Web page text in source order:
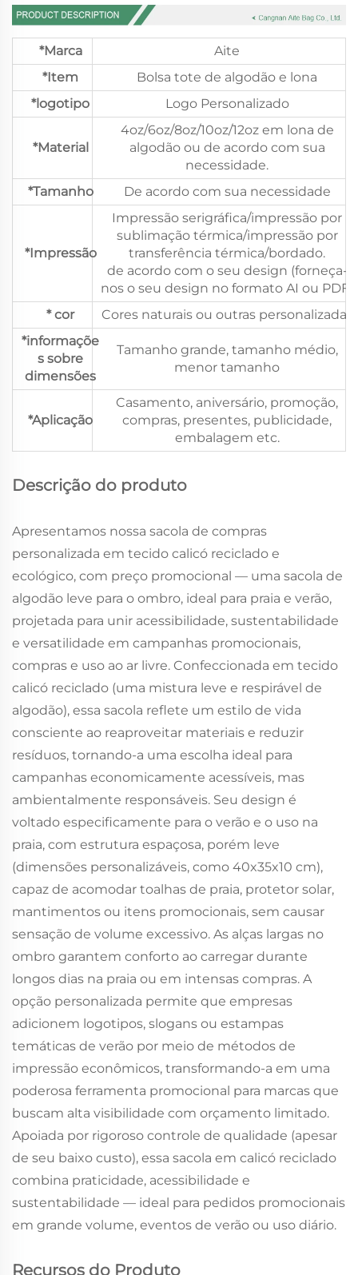
*Marca
Aite
*Item
Bolsa tote de algodão e lona
*logotipo
Logo Personalizado
*Material
4oz/6oz/8oz/10oz/12oz em lona de
algodão ou de acordo com sua
necessidade.
*Tamanho
De acordo com sua necessidade
*Impressão
Impressão serigráfica/impressão por
sublimação térmica/impressão por
transferência térmica/bordado.
de acordo com o seu design (forneça-
nos o seu design no formato AI ou PDF)
* cor
Cores naturais ou outras personalizadas
*informaçõe
s sobre
dimensões
Tamanho grande, tamanho médio,
menor tamanho
*Aplicação
Casamento, aniversário, promoção,
compras, presentes, publicidade,
embalagem etc.
Descrição do produto
Apresentamos nossa sacola de compras
personalizada em tecido calicó reciclado e
ecológico, com preço promocional — uma sacola de
algodão leve para o ombro, ideal para praia e verão,
projetada para unir acessibilidade, sustentabilidade
e versatilidade em campanhas promocionais,
compras e uso ao ar livre. Confeccionada em tecido
calicó reciclado (uma mistura leve e respirável de
algodão), essa sacola reflete um estilo de vida
consciente ao reaproveitar materiais e reduzir
resíduos, tornando-a uma escolha ideal para
campanhas economicamente acessíveis, mas
ambientalmente responsáveis. Seu design é
voltado especificamente para o verão e o uso na
praia, com estrutura espaçosa, porém leve
(dimensões personalizáveis, como 40x35x10 cm),
capaz de acomodar toalhas de praia, protetor solar,
mantimentos ou itens promocionais, sem causar
sensação de volume excessivo. As alças largas no
ombro garantem conforto ao carregar durante
longos dias na praia ou em intensas compras. A
opção personalizada permite que empresas
adicionem logotipos, slogans ou estampas
temáticas de verão por meio de métodos de
impressão econômicos, transformando-a em uma
poderosa ferramenta promocional para marcas que
buscam alta visibilidade com orçamento limitado.
Apoiada por rigoroso controle de qualidade (apesar
de seu baixo custo), essa sacola em calicó reciclado
combina praticidade, acessibilidade e
sustentabilidade — ideal para pedidos promocionais
em grande volume, eventos de verão ou uso diário.
Recursos do Produto